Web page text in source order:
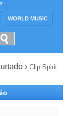
WORLD MUSIC
› Clip Spirit